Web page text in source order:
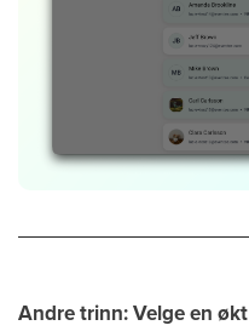
Andre trinn: Velge en økt